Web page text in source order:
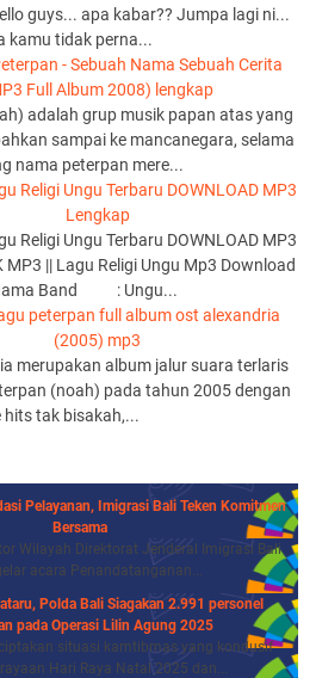
guys... apa kabar?? Jumpa lagi ni...
kamu tidak perna...
- Sebuah Nama Sebuah Cerita
Full Album 2008) lengkap
adalah grup musik papan atas yang
sampai ke mancanegara, selama
nama peterpan mere...
Religi Ungu Terbaru DOWNLOAD MP3
Lengkap
Religi Ungu Terbaru DOWNLOAD MP3
MP3 || Lagu Religi Ungu Mp3 Download
Band : Ungu...
peterpan full album ost alexandria
(2005) mp3
merupakan album jalur suara terlaris
(noah) pada tahun 2005 dengan
hits tak bisakah,...
Pelayanan, Imigrasi Bali Teken Komitmen
Bersama
Wilayah Direktorat Jenderal Imigrasi Bali
acara Penandatanganan...
Polda Bali Siagakan 2.991 personel
pada Operasi Lilin Agung 2025
situasi kamtibmas yang kondusif
Hari Raya Natal 2025 dan...